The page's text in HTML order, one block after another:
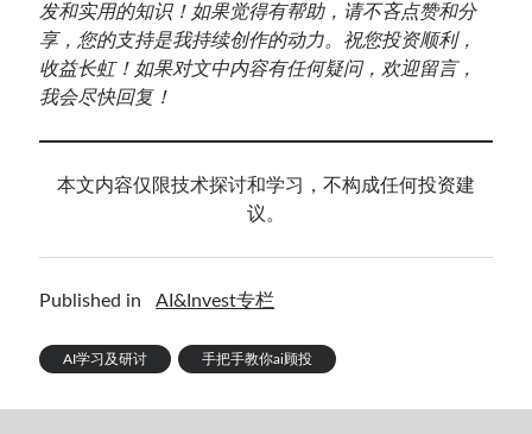
发和实用的知识！如果觉得有帮助，请不吝点赞和分
享，您的支持是我持续创作的动力。祝您投资顺利，
收益长虹！如果对文中内容有任何疑问，欢迎留言，
我会尽快回复！
本文内容仅限技术探讨和学习，不构成任何投资建
议。
Published in AI&Invest专栏
AI学习及研讨 手把手教你ai顾投